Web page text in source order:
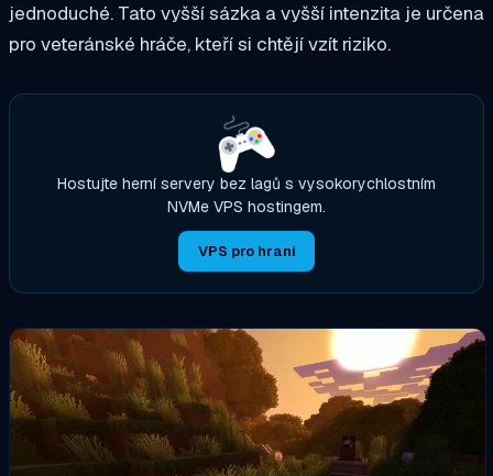
jednoduché. Tato vyšší sázka a vyšší intenzita je určena
pro veteránské hráče, kteří si chtějí vzít riziko.
Hostujte herní servery bez lagů s vysokorychlostním
NVMe VPS hostingem.
VPS pro hraní